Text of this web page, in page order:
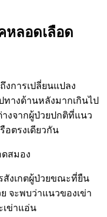
หลอดเลือด
งการเปลี่ยนแปลง
างด้านหลังมากเกินไป
งจากผู้ป่วยปกติที่แนว
อตรงเดียวกัน
สังเกตผู้ป่วยขณะที่ยืน
จะพบว่าแนวของเข่า
เข่าแอ่น